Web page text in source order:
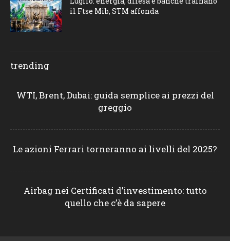
il Ftse Mib, STM affonda
trending
WTI, Brent, Dubai: guida semplice ai prezzi del
greggio
Le azioni Ferrari torneranno ai livelli del 2025?
Airbag nei Certificati d’investimento: tutto
quello che c’è da sapere